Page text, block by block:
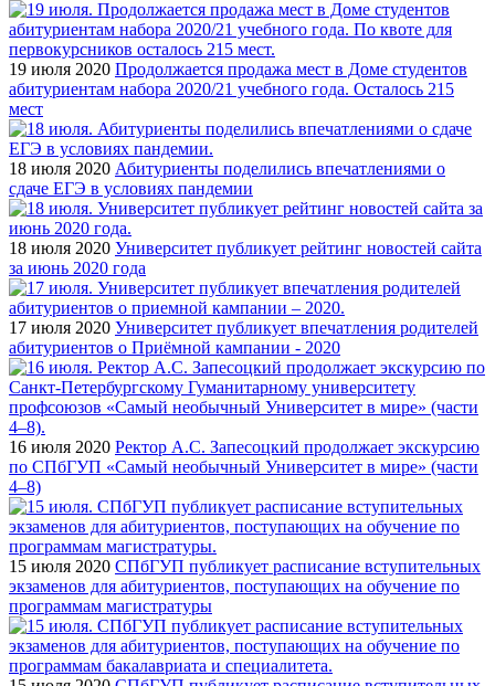
19 июля 2020 Продолжается продажа мест в Доме студентов
абитуриентам набора 2020/21 учебного года. Осталось 215
мест
18 июля 2020 Абитуриенты поделились впечатлениями о
сдаче ЕГЭ в условиях пандемии
18 июля 2020 Университет публикует рейтинг новостей сайта
за июнь 2020 года
17 июля 2020 Университет публикует впечатления родителей
абитуриентов о Приёмной кампании - 2020
16 июля 2020 Ректор А.С. Запесоцкий продолжает экскурсию
по СПбГУП «Самый необычный Университет в мире» (части
4–8)
15 июля 2020 СПбГУП публикует расписание вступительных
экзаменов для абитуриентов, поступающих на обучение по
программам магистратуры